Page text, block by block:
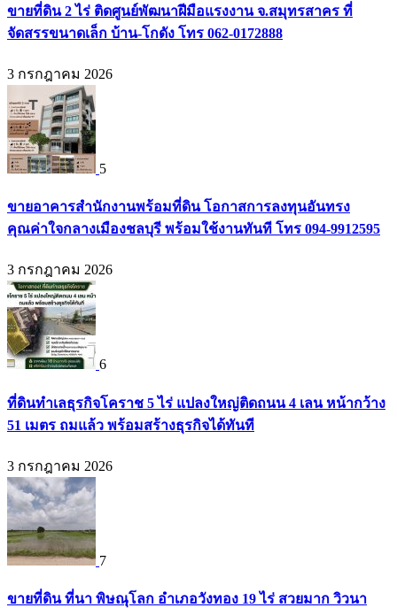
ขายที่ดิน 2 ไร่ ติดศูนย์พัฒนาฝีมือแรงงาน จ.สมุทรสาคร ที่
จัดสรรขนาดเล็ก บ้าน-โกดัง โทร 062-0172888
3 กรกฎาคม 2026
5
ขายอาคารสำนักงานพร้อมที่ดิน โอกาสการลงทุนอันทรง
คุณค่าใจกลางเมืองชลบุรี พร้อมใช้งานทันที โทร 094-9912595
3 กรกฎาคม 2026
6
ที่ดินทำเลธุรกิจโคราช 5 ไร่ แปลงใหญ่ติดถนน 4 เลน หน้ากว้าง
51 เมตร ถมแล้ว พร้อมสร้างธุรกิจได้ทันที
3 กรกฎาคม 2026
7
ขายที่ดิน ที่นา พิษณุโลก อำเภอวังทอง 19 ไร่ สวยมาก วิวนา